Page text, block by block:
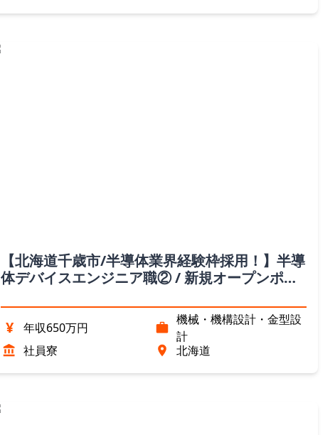
【北海道千歳市/半導体業界経験枠採用！】半導
体デバイスエンジニア職② / 新規オープンポジ
¥
年収650万円
機械・機構設計・金型設
計
社員寮
北海道